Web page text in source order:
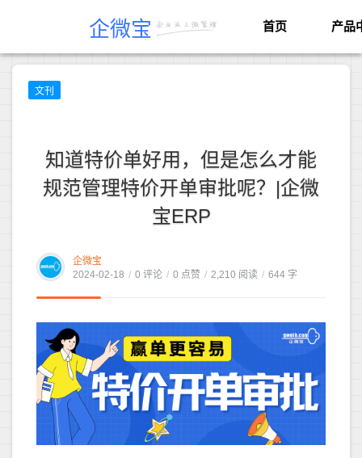
企微宝 首页 产品
文刊
知道特价单好用，但是怎么才能
规范管理特价开单审批呢？|企微
宝ERP
企微宝
2024-02-18 / 0 评论 / 0 点赞 / 2,210 阅读 / 644 字